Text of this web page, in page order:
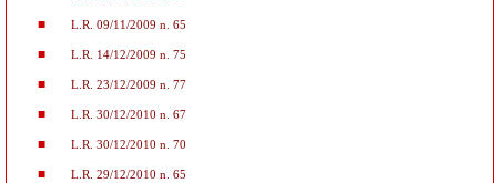
L.R. 09/11/2009 n. 65
L.R. 14/12/2009 n. 75
L.R. 23/12/2009 n. 77
L.R. 30/12/2010 n. 67
L.R. 30/12/2010 n. 70
L.R. 29/12/2010 n. 65